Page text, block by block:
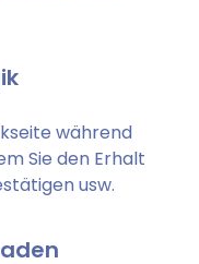
während
Sie den Erhalt
usw.